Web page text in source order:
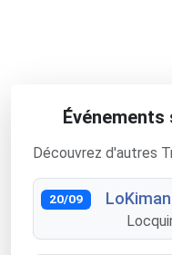
Découvrez d'autres
20/09